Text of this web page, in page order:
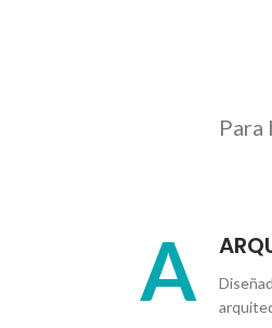
Para
A